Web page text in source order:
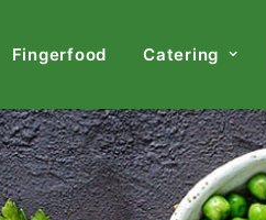
Fingerfood Catering